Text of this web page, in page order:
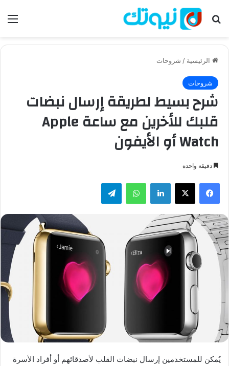
بحث عن
الرئيسية / شروحات
شروحات
شرح بسيط لطريقة إرسال نبضات
قلبك للأخرين مع ساعة Apple
Watch أو الأيفون
دقيقة واحدة
فيسبوك لينكدإن واتساب
يُمكن للمستخدمين إرسال نبضات القلب لأصدقائهم أو أفراد الأسرة